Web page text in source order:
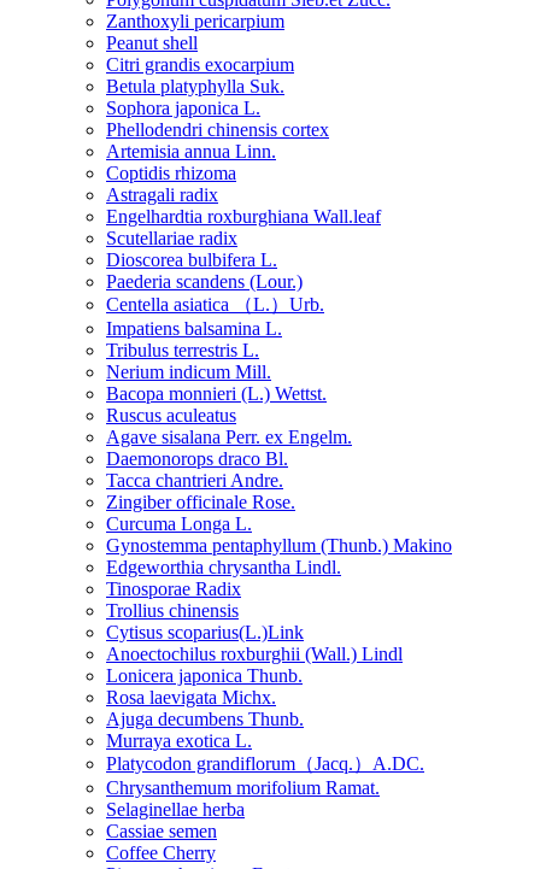
Zanthoxyli pericarpium
Peanut shell
Citri grandis exocarpium
Betula platyphylla Suk.
Sophora japonica L.
Phellodendri chinensis cortex
Artemisia annua Linn.
Coptidis rhizoma
Astragali radix
Engelhardtia roxburghiana Wall.leaf
Scutellariae radix
Dioscorea bulbifera L.
Paederia scandens (Lour.)
Centella asiatica （L.）Urb.
Impatiens balsamina L.
Tribulus terrestris L.
Nerium indicum Mill.
Bacopa monnieri (L.) Wettst.
Ruscus aculeatus
Agave sisalana Perr. ex Engelm.
Daemonorops draco Bl.
Tacca chantrieri Andre.
Zingiber officinale Rose.
Curcuma Longa L.
Gynostemma pentaphyllum (Thunb.) Makino
Edgeworthia chrysantha Lindl.
Tinosporae Radix
Trollius chinensis
Cytisus scoparius(L.)Link
Anoectochilus roxburghii (Wall.) Lindl
Lonicera japonica Thunb.
Rosa laevigata Michx.
Ajuga decumbens Thunb.
Murraya exotica L.
Platycodon grandiflorum（Jacq.）A.DC.
Chrysanthemum morifolium Ramat.
Selaginellae herba
Cassiae semen
Coffee Cherry